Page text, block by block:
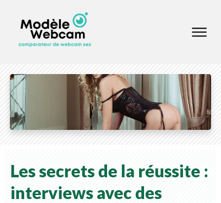
Les secrets de la réussite :
interviews avec des